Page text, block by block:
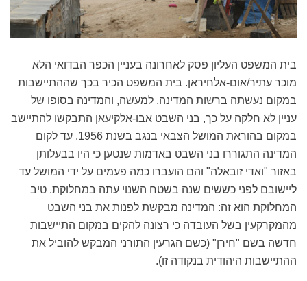
בית המשפט העליון פסק לאחרונה בעניין הכפר הבדואי הלא
מוכר עתיר/אום-אלחיראן. בית המשפט הכיר בכך שההתיישבות
במקום נעשתה ברשות המדינה. למעשה, והמדינה בסופו של
עניין לא חלקה על כך, בני השבט אבו-אלקיעאן התבקשו להתיישב
במקום בהוראת המושל הצבאי בנגב בשנת 1956. עד לקום
המדינה התגוררו בני השבט באדמות שנטען כי היו בבעלותן
באזור "ואדי זובאלה" והם הועברו כמה פעמים על ידי המושל עד
ליישובם לפני כששים שנה בשטח השנוי עתה במחלוקת. טיב
המחלוקת הוא זה: המדינה מבקשת לפנות את בני השבט
מהמקרקעין בשל העובדה כי רצונה להקים במקום התיישבות
חדשה בשם "חירן" (כשם הגרעין התורני המבקש להוביל את
ההתיישבות היהודית בנקודה זו).